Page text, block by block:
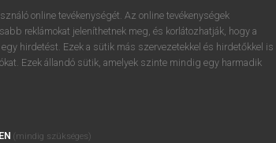
próbaverziójának elindításához
regisztrálok ésbelépek.
REGISZTRÁCIÓ
online tevékenységét. Az online tevékenységek
reklámokat jeleníthetnek meg, és korlátozhatják, hogy a
hirdetést. Ezek a sütik más szervezetekkel és hirdetőkkel is
Ezek állandó sütik, amelyek szinte mindig egy harmadik
(mindig szükséges)